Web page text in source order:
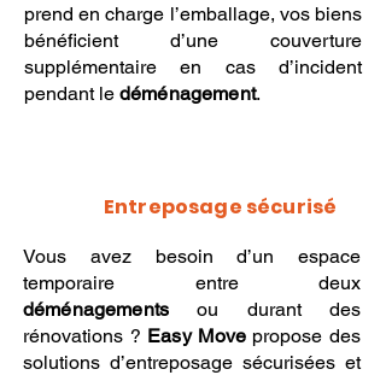
prend en charge l’emballage, vos biens
bénéficient d’une couverture
supplémentaire en cas d’incident
pendant le déménagement.
Entreposage sécurisé
Vous avez besoin d’un espace
temporaire entre deux
déménagements ou durant des
rénovations ? Easy Movepropose des
solutions d’entreposage sécurisées et